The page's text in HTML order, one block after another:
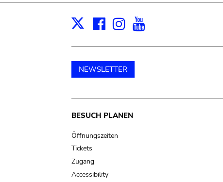
X Facebook
Instagram
NEWSLETTER
Main
navigation
BESUCH PLANEN
Öffnungszeiten
Tickets
Zugang
Accessibility